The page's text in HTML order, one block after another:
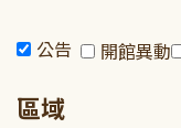
公告 開館異動
區域